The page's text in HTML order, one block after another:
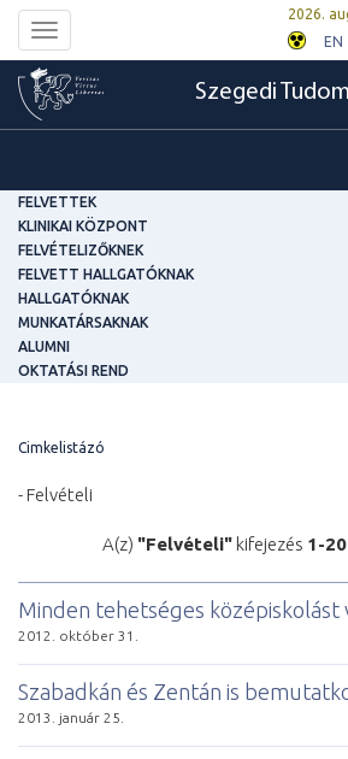
Toggle
navigation
2026.
EN
Szegedi
FELVETTEK
KLINIKAI KÖZPONT
FELVÉTELIZŐKNEK
FELVETT HALLGATÓKNAK
HALLGATÓKNAK
MUNKATÁRSAKNAK
ALUMNI
OKTATÁSI REND
Cimkelistázó
- Felvételi
A(z) "Felvételi" kifejezés 1-20
Minden tehetséges középiskolást
2012. október 31.
Szabadkán és Zentán is
2013. január 25.